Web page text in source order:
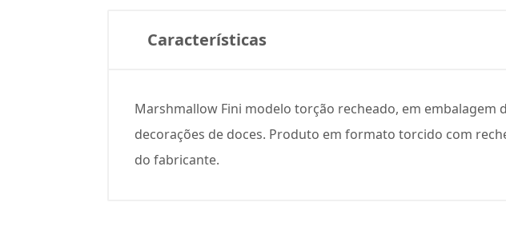
Características
Marshmallow Fini modelo torção recheado, em embalagem
decorações de doces. Produto em formato torcido com
do fabricante.